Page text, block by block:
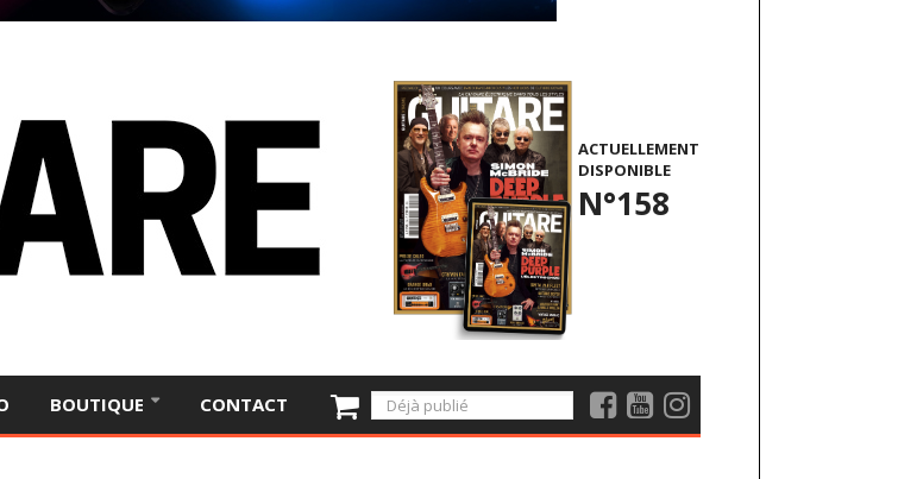
ACTUELLEMENT
DISPONIBLE
N°158
BOUTIQUE CONTACT